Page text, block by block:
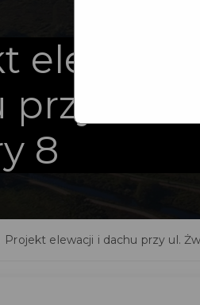
elewacji
przy ul.
8
Projekt elewacji i dachu przy ul.